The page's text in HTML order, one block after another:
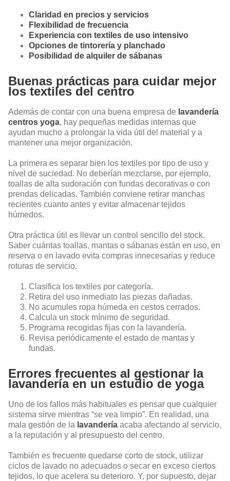
Claridad en precios y servicios
Flexibilidad de frecuencia
Experiencia con textiles de uso intensivo
Opciones de tintorería y planchado
Posibilidad de alquiler de sábanas
Buenas prácticas para cuidar mejor
los textiles del centro
Además de contar con una buena empresa de lavandería
centros yoga, hay pequeñas medidas internas que
ayudan mucho a prolongar la vida útil del material y a
mantener una mejor organización.
La primera es separar bien los textiles por tipo de uso y
nivel de suciedad. No deberían mezclarse, por ejemplo,
toallas de alta sudoración con fundas decorativas o con
prendas delicadas. También conviene retirar manchas
recientes cuanto antes y evitar almacenar tejidos
húmedos.
Otra práctica útil es llevar un control sencillo del stock.
Saber cuántas toallas, mantas o sábanas están en uso, en
reserva o en lavado evita compras innecesarias y reduce
roturas de servicio.
Clasifica los textiles por categoría.
Retira del uso inmediato las piezas dañadas.
No acumules ropa húmeda en cestos cerrados.
Calcula un stock mínimo de seguridad.
Programa recogidas fijas con la lavandería.
Revisa periódicamente el estado de mantas y
fundas.
Errores frecuentes al gestionar la
lavandería en un estudio de yoga
Uno de los fallos más habituales es pensar que cualquier
sistema sirve mientras “se vea limpio”. En realidad, una
mala gestión de la lavandería acaba afectando al servicio,
a la reputación y al presupuesto del centro.
También es frecuente quedarse corto de stock, utilizar
ciclos de lavado no adecuados o secar en exceso ciertos
tejidos, lo que acelera su deterioro. Y, por supuesto, dejar